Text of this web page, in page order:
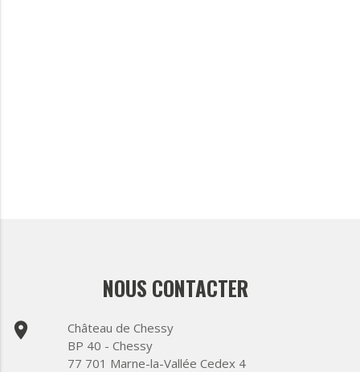
NOUS CONTACTER
place
Château de Chessy
BP 40 - Chessy
77 701 Marne-la-Vallée Cedex 4